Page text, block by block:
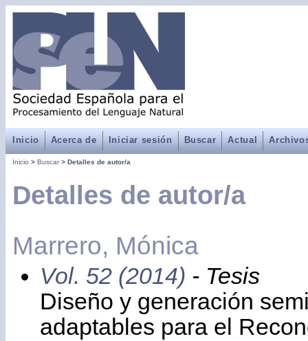
Inicio Acerca de Iniciar sesión Buscar Actual
Inicio > Buscar> Detalles de autor/a
Detalles de autor/a
Marrero, Mónica
Vol. 52 (2014) - Tesis
Diseño y generación
adaptables para el